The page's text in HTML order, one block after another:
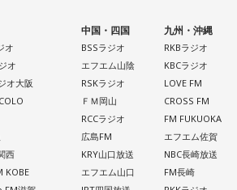
オ
オ
オ大阪
西
KOBE
中国・四国
BSSラジオ
エフエム山陰
RSKラジオ
ＦＭ岡山
RCCラジオ
広島FM
KRY山口放送
エフエム山口
九州・沖縄
RKBラジオ
KBCラジオ
LOVE FM
CROSS FM
FM FUKUOKA
エフエム佐賀
NBC長崎放送
FM長崎